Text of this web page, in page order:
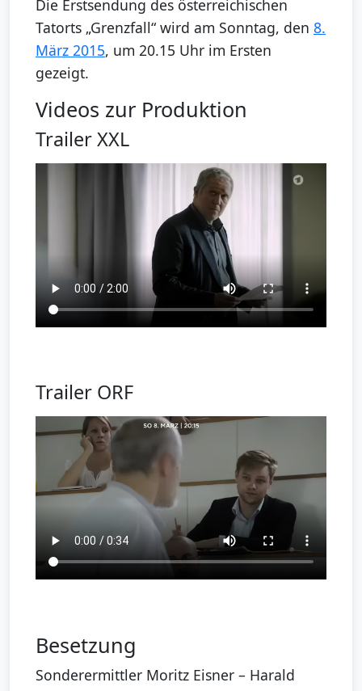
Die Erstsendung des österreichischen
Tatorts „Grenzfall“ wird am Sonntag, den 8.
März 2015, um 20.15 Uhr im Ersten
gezeigt.
Videos zur Produktion
Trailer XXL
Trailer ORF
Besetzung
Sonderermittler Moritz Eisner – Harald